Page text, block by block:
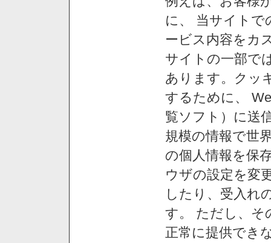
に、 当サイトで
ービス内容をカ
サイトの一部で
あります。クッ
するために、
覧ソフト）に送
規模の情報で世
の個人情報を保
ウザの設定を変
したり、受入れ
す。 ただし、そ
正常に提供でき